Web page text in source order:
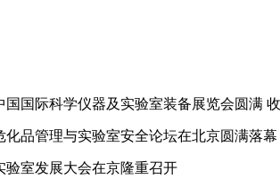
国国际科学仪器及实验室装备展览会圆满
化品管理与实验室安全论坛在北京圆满落幕
验室发展大会在京隆重召开